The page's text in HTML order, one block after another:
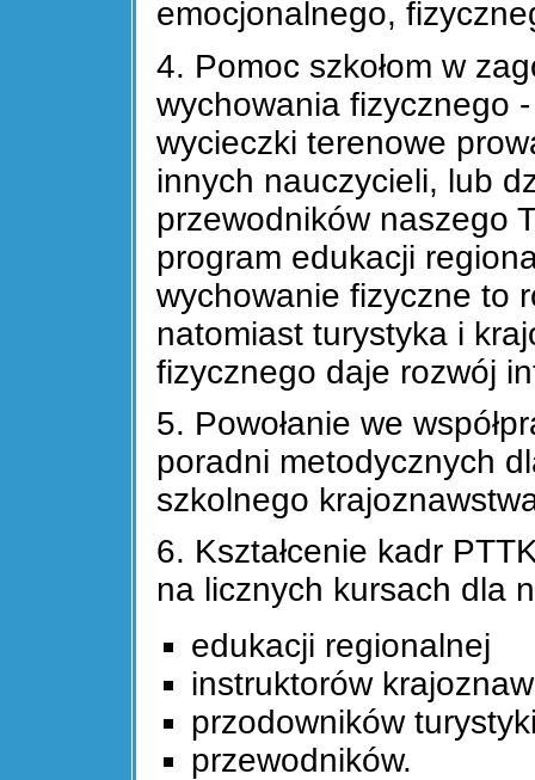
emocjonalnego,
4. Pomoc szkołom w
wychowania fizycznego
wycieczki terenowe
innych nauczycieli, lub
przewodników naszego
program edukacji
wychowanie fizyczne to
natomiast turystyka i
fizycznego daje rozwój
5. Powołanie we
poradni metodycznych
szkolnego
6. Kształcenie kadr
na licznych kursach dla
edukacji regionalnej
instruktorów
przodowników
przewodników.